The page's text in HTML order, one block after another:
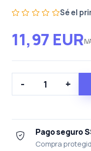
Sé el
11,97 EUR
- +
Pago seguro
Compra